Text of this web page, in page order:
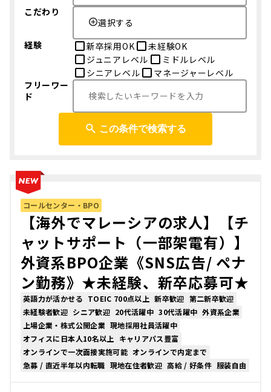
こだわり
選択する
経験
新卒採用OK
未経験OK
ジュニアレベル
ミドルレベル
シニアレベル
マネージャーレベル
フリーワー
ド
この条件で検索する
コールセンター・BPO
【海外でマレーシアの求人】【チ
ャットサポート（一部架電有）】
外資系BPO企業《SNS広告/ ペナ
ン勤務》★未経験、新卒応募可★
英語力が活かせる TOEIC 700点以上 新卒歓迎 第二新卒歓迎
未経験者歓迎 シニア歓迎 20代活躍中 30代活躍中 外資系企業
上場企業・株式公開企業 現地採用社員活躍中
オフィスに日本人10名以上
キャリアパス豊富
オンラインで一次面接実施可能 オンラインで内定まで
急募 / 直近半年以内転職 現地在住者歓迎 高給 / 好条件 服装自由